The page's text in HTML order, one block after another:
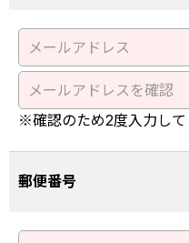
※確認のため2度入力して
郵便番号